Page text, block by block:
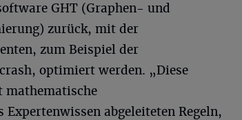
GHT (Graphen- und
zurück, mit der
zum Beispiel der
optimiert werden. „Diese
mathematische
abgeleiteten Regeln,